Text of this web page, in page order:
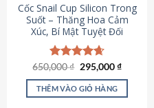
Cốc Snail Cup Silicon Trong
Suốt – Thăng Hoa Cảm
Xúc, Bí Mật Tuyệt Đối
Được xếp
hạng4.69
5 sao
650,000₫ Giá
là:
650,000 ₫.
295,000₫Giá
tại
THÊM VÀO GIỎ HÀNG